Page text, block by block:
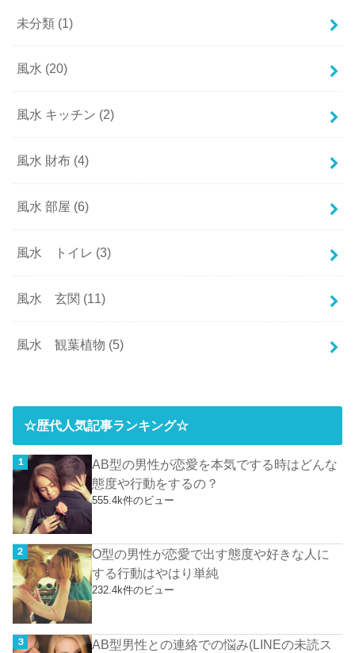
未分類 (1)
風水 (20)
風水 キッチン (2)
風水 財布 (4)
風水 部屋 (6)
風水 トイレ (3)
風水 玄関 (11)
風水 観葉植物 (5)
☆歴代人気記事ランキング☆
AB型の男性が恋愛を本気でする時はどんな
態度や行動をするの？
555.4k件のビュー
O型の男性が恋愛で出す態度や好きな人に
する行動はやはり単純
232.4k件のビュー
AB型男性との連絡での悩み(LINEの未読ス